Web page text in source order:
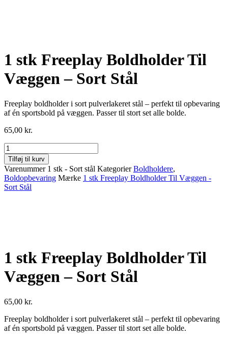
1 stk Freeplay Boldholder Til
Væggen – Sort Stål
Freeplay boldholder i sort pulverlakeret stål – perfekt til opbevaring
af én sportsbold på væggen. Passer til stort set alle bolde.
65,00 kr.
1
stk
Freeplay
Boldholder
Til
Væggen
Tilføj til kurv
Varenummer 1 stk - Sort stål Kategorier Boldholdere,
Boldopbevaring Mærke 1 stk Freeplay Boldholder Til Væggen -
Sort Stål
1 stk Freeplay Boldholder Til
Væggen – Sort Stål
65,00 kr.
Freeplay boldholder i sort pulverlakeret stål – perfekt til opbevaring
af én sportsbold på væggen. Passer til stort set alle bolde.